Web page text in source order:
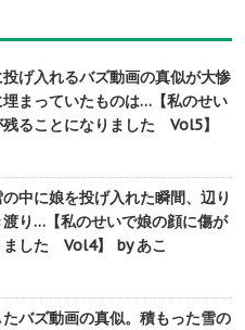
げ入れるバズ動画の真似が大惨
まっていたものは…【私のせい
ることになりました Vol5】
中に娘を投げ入れた瞬間、辺り
り…【私のせいで娘の顔に傷が
ました Vol4】 by あこ
バズ動画の真似。積もった雪の